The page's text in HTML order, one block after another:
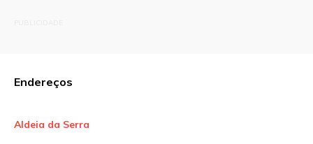
Endereços
Aldeia da Serra